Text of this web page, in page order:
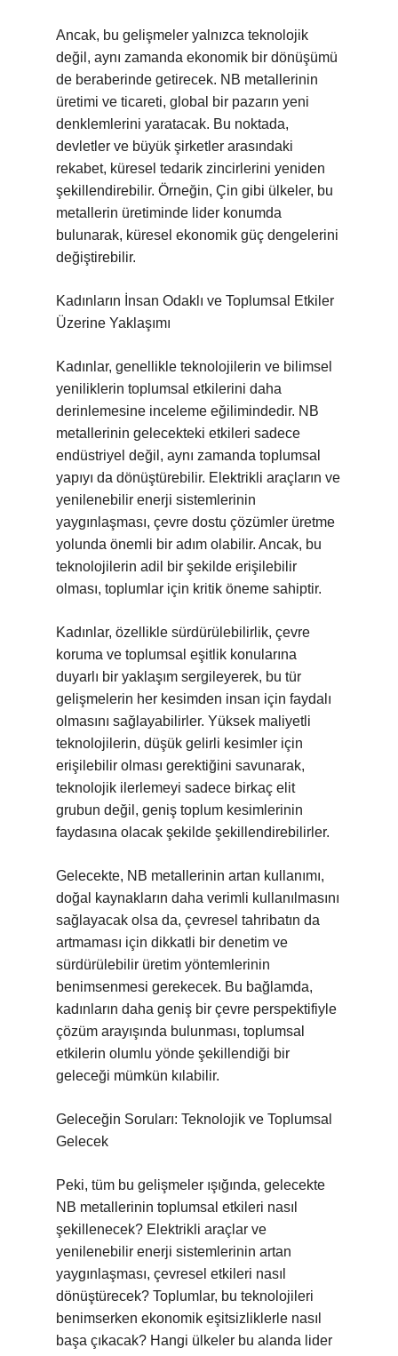
Ancak, bu gelişmeler yalnızca teknolojik
değil, aynı zamanda ekonomik bir dönüşümü
de beraberinde getirecek. NB metallerinin
üretimi ve ticareti, global bir pazarın yeni
denklemlerini yaratacak. Bu noktada,
devletler ve büyük şirketler arasındaki
rekabet, küresel tedarik zincirlerini yeniden
şekillendirebilir. Örneğin, Çin gibi ülkeler, bu
metallerin üretiminde lider konumda
bulunarak, küresel ekonomik güç dengelerini
değiştirebilir.
Kadınların İnsan Odaklı ve Toplumsal Etkiler
Üzerine Yaklaşımı
Kadınlar, genellikle teknolojilerin ve bilimsel
yeniliklerin toplumsal etkilerini daha
derinlemesine inceleme eğilimindedir. NB
metallerinin gelecekteki etkileri sadece
endüstriyel değil, aynı zamanda toplumsal
yapıyı da dönüştürebilir. Elektrikli araçların ve
yenilenebilir enerji sistemlerinin
yaygınlaşması, çevre dostu çözümler üretme
yolunda önemli bir adım olabilir. Ancak, bu
teknolojilerin adil bir şekilde erişilebilir
olması, toplumlar için kritik öneme sahiptir.
Kadınlar, özellikle sürdürülebilirlik, çevre
koruma ve toplumsal eşitlik konularına
duyarlı bir yaklaşım sergileyerek, bu tür
gelişmelerin her kesimden insan için faydalı
olmasını sağlayabilirler. Yüksek maliyetli
teknolojilerin, düşük gelirli kesimler için
erişilebilir olması gerektiğini savunarak,
teknolojik ilerlemeyi sadece birkaç elit
grubun değil, geniş toplum kesimlerinin
faydasına olacak şekilde şekillendirebilirler.
Gelecekte, NB metallerinin artan kullanımı,
doğal kaynakların daha verimli kullanılmasını
sağlayacak olsa da, çevresel tahribatın da
artmaması için dikkatli bir denetim ve
sürdürülebilir üretim yöntemlerinin
benimsenmesi gerekecek. Bu bağlamda,
kadınların daha geniş bir çevre perspektifiyle
çözüm arayışında bulunması, toplumsal
etkilerin olumlu yönde şekillendiği bir
geleceği mümkün kılabilir.
Geleceğin Soruları: Teknolojik ve Toplumsal
Gelecek
Peki, tüm bu gelişmeler ışığında, gelecekte
NB metallerinin toplumsal etkileri nasıl
şekillenecek? Elektrikli araçlar ve
yenilenebilir enerji sistemlerinin artan
yaygınlaşması, çevresel etkileri nasıl
dönüştürecek? Toplumlar, bu teknolojileri
benimserken ekonomik eşitsizliklerle nasıl
başa çıkacak? Hangi ülkeler bu alanda lider